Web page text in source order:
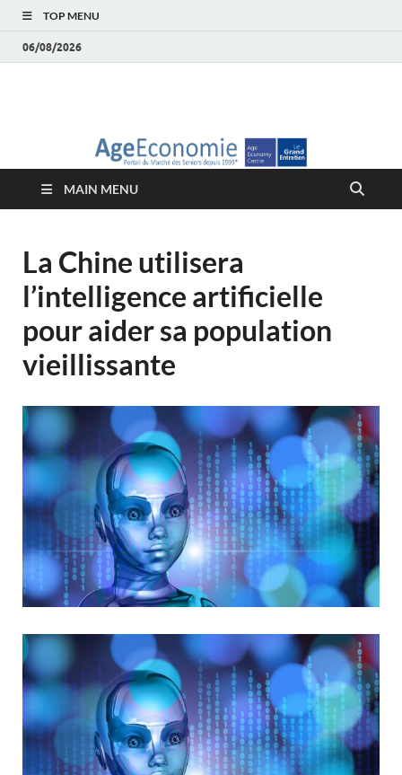
TOP MENU
06/08/2026
économie – Marché
des Seniors
MAIN MENU
La Chine utilisera
l’intelligence artificielle
pour aider sa population
vieillissante